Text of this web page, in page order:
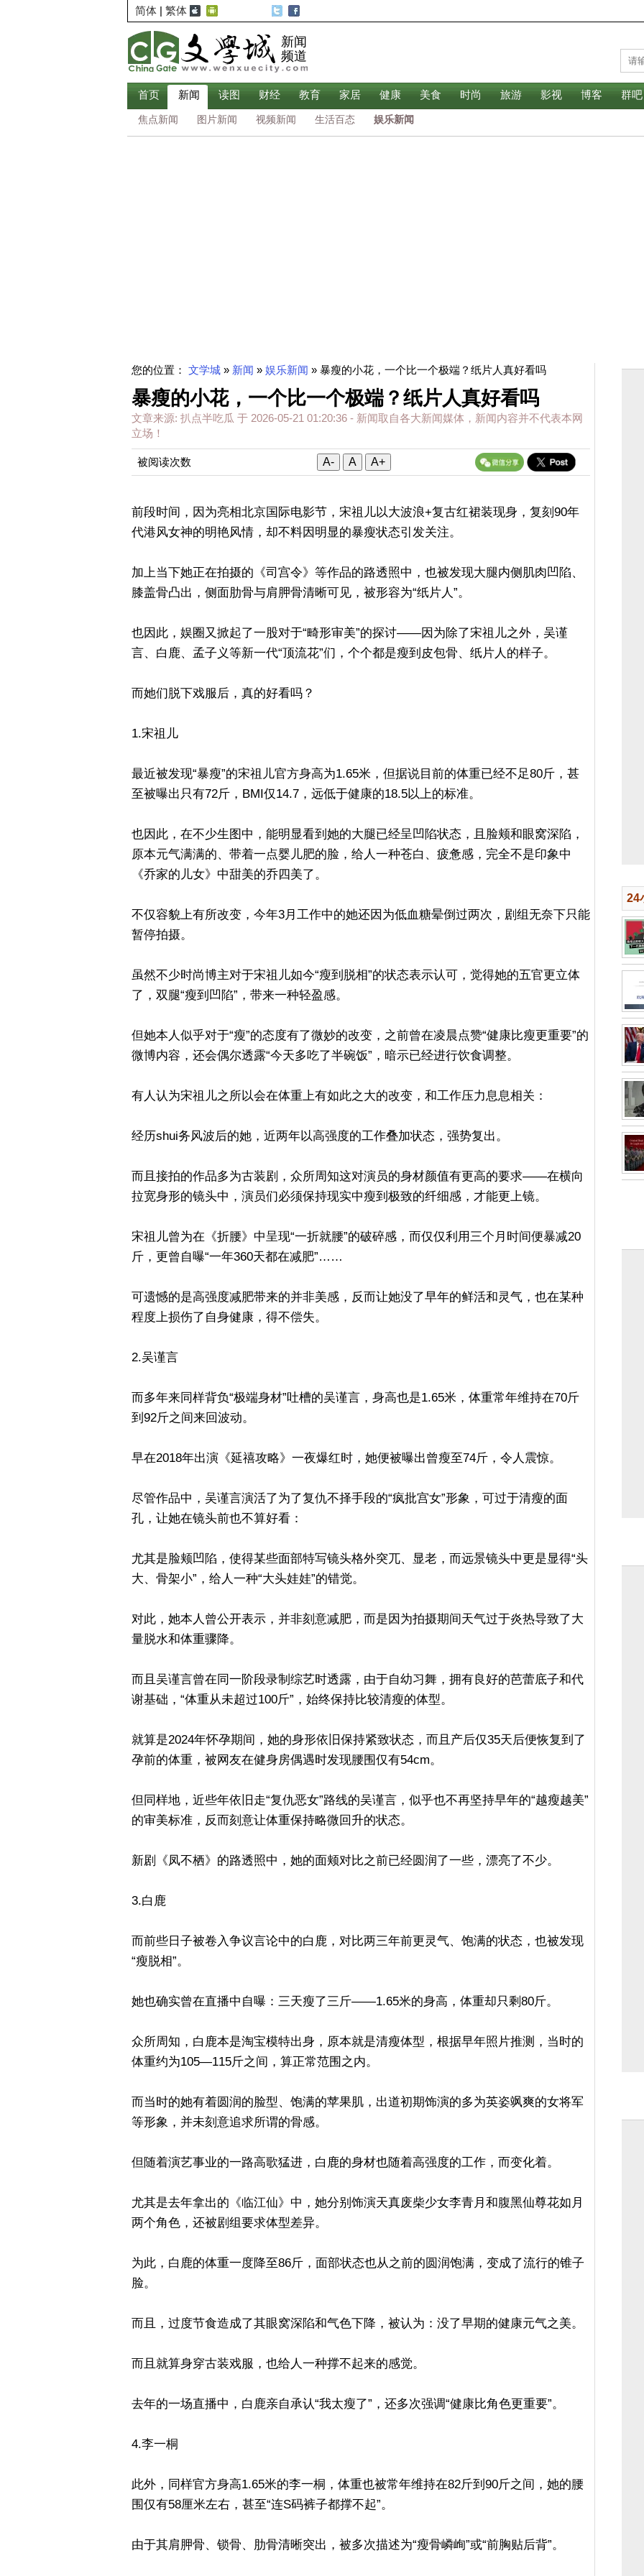
简体 | 繁体
新闻
频道
首页 新闻 读图 财经 教育 家居 健康 美食 时尚 旅游 影视 博客 群吧
焦点新闻 图片新闻 视频新闻 生活百态 娱乐新闻
您的位置： 文学城 » 新闻 » 娱乐新闻 » 暴瘦的小花，一个比一个极端？纸片人真好看吗
暴瘦的小花，一个比一个极端？纸片人真好看吗
文章来源: 扒点半吃瓜 于 2026-05-21 01:20:36 - 新闻取自各大新闻媒体，新闻内容并不代表本网
立场！
被阅读次数 A- A A+
前段时间，因为亮相北京国际电影节，宋祖儿以大波浪+复古红裙装现身，复刻90年
代港风女神的明艳风情，却不料因明显的暴瘦状态引发关注。
加上当下她正在拍摄的《司宫令》等作品的路透照中，也被发现大腿内侧肌肉凹陷、
膝盖骨凸出，侧面肋骨与肩胛骨清晰可见，被形容为“纸片人”。
也因此，娱圈又掀起了一股对于“畸形审美”的探讨——因为除了宋祖儿之外，吴谨
言、白鹿、孟子义等新一代“顶流花”们，个个都是瘦到皮包骨、纸片人的样子。
而她们脱下戏服后，真的好看吗？
1.宋祖儿
最近被发现“暴瘦”的宋祖儿官方身高为1.65米，但据说目前的体重已经不足80斤，甚
至被曝出只有72斤，BMI仅14.7，远低于健康的18.5以上的标准。
也因此，在不少生图中，能明显看到她的大腿已经呈凹陷状态，且脸颊和眼窝深陷，
原本元气满满的、带着一点婴儿肥的脸，给人一种苍白、疲惫感，完全不是印象中
《乔家的儿女》中甜美的乔四美了。
不仅容貌上有所改变，今年3月工作中的她还因为低血糖晕倒过两次，剧组无奈下只能
暂停拍摄。
虽然不少时尚博主对于宋祖儿如今“瘦到脱相”的状态表示认可，觉得她的五官更立体
了，双腿“瘦到凹陷”，带来一种轻盈感。
但她本人似乎对于“瘦”的态度有了微妙的改变，之前曾在凌晨点赞“健康比瘦更重要”的
微博内容，还会偶尔透露“今天多吃了半碗饭”，暗示已经进行饮食调整。
有人认为宋祖儿之所以会在体重上有如此之大的改变，和工作压力息息相关：
经历shui务风波后的她，近两年以高强度的工作叠加状态，强势复出。
而且接拍的作品多为古装剧，众所周知这对演员的身材颜值有更高的要求——在横向
拉宽身形的镜头中，演员们必须保持现实中瘦到极致的纤细感，才能更上镜。
宋祖儿曾为在《折腰》中呈现“一折就腰”的破碎感，而仅仅利用三个月时间便暴减20
斤，更曾自曝“一年360天都在减肥”……
可遗憾的是高强度减肥带来的并非美感，反而让她没了早年的鲜活和灵气，也在某种
程度上损伤了自身健康，得不偿失。
2.吴谨言
而多年来同样背负“极端身材”吐槽的吴谨言，身高也是1.65米，体重常年维持在70斤
到92斤之间来回波动。
早在2018年出演《延禧攻略》一夜爆红时，她便被曝出曾瘦至74斤，令人震惊。
尽管作品中，吴谨言演活了为了复仇不择手段的“疯批宫女”形象，可过于清瘦的面
孔，让她在镜头前也不算好看：
尤其是脸颊凹陷，使得某些面部特写镜头格外突兀、显老，而远景镜头中更是显得“头
大、骨架小”，给人一种“大头娃娃”的错觉。
对此，她本人曾公开表示，并非刻意减肥，而是因为拍摄期间天气过于炎热导致了大
量脱水和体重骤降。
而且吴谨言曾在同一阶段录制综艺时透露，由于自幼习舞，拥有良好的芭蕾底子和代
谢基础，“体重从未超过100斤”，始终保持比较清瘦的体型。
就算是2024年怀孕期间，她的身形依旧保持紧致状态，而且产后仅35天后便恢复到了
孕前的体重，被网友在健身房偶遇时发现腰围仅有54cm。
但同样地，近些年依旧走“复仇恶女”路线的吴谨言，似乎也不再坚持早年的“越瘦越美”
的审美标准，反而刻意让体重保持略微回升的状态。
新剧《凤不栖》的路透照中，她的面颊对比之前已经圆润了一些，漂亮了不少。
3.白鹿
而前些日子被卷入争议言论中的白鹿，对比两三年前更灵气、饱满的状态，也被发现
“瘦脱相”。
她也确实曾在直播中自曝：三天瘦了三斤——1.65米的身高，体重却只剩80斤。
众所周知，白鹿本是淘宝模特出身，原本就是清瘦体型，根据早年照片推测，当时的
体重约为105—115斤之间，算正常范围之内。
而当时的她有着圆润的脸型、饱满的苹果肌，出道初期饰演的多为英姿飒爽的女将军
等形象，并未刻意追求所谓的骨感。
但随着演艺事业的一路高歌猛进，白鹿的身材也随着高强度的工作，而变化着。
尤其是去年拿出的《临江仙》中，她分别饰演天真废柴少女李青月和腹黑仙尊花如月
两个角色，还被剧组要求体型差异。
为此，白鹿的体重一度降至86斤，面部状态也从之前的圆润饱满，变成了流行的锥子
脸。
而且，过度节食造成了其眼窝深陷和气色下降，被认为：没了早期的健康元气之美。
而且就算身穿古装戏服，也给人一种撑不起来的感觉。
去年的一场直播中，白鹿亲自承认“我太瘦了”，还多次强调“健康比角色更重要”。
4.李一桐
此外，同样官方身高1.65米的李一桐，体重也被常年维持在82斤到90斤之间，她的腰
围仅有58厘米左右，甚至“连S码裤子都撑不起”。
由于其肩胛骨、锁骨、肋骨清晰突出，被多次描述为“瘦骨嶙峋”或“前胸贴后背”。
24